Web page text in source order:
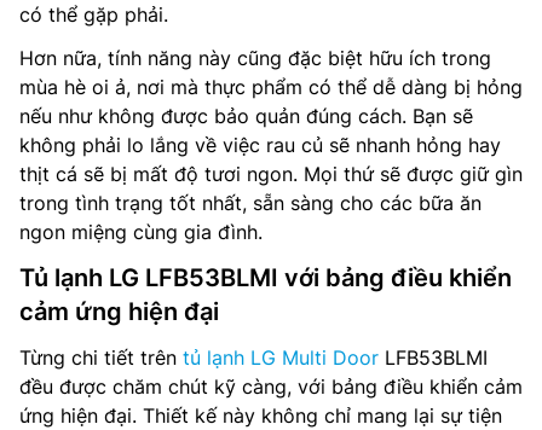
có thể gặp phải.
Hơn nữa, tính năng này cũng đặc biệt hữu ích trong
mùa hè oi ả, nơi mà thực phẩm có thể dễ dàng bị hỏng
nếu như không được bảo quản đúng cách. Bạn sẽ
không phải lo lắng về việc rau củ sẽ nhanh hỏng hay
thịt cá sẽ bị mất độ tươi ngon. Mọi thứ sẽ được giữ gìn
trong tình trạng tốt nhất, sẵn sàng cho các bữa ăn
ngon miệng cùng gia đình.
Tủ lạnh LG LFB53BLMI với bảng điều khiển
cảm ứng hiện đại
Từng chi tiết trên tủ lạnh LG Multi Door LFB53BLMI
đều được chăm chút kỹ càng, với bảng điều khiển cảm
ứng hiện đại. Thiết kế này không chỉ mang lại sự tiện